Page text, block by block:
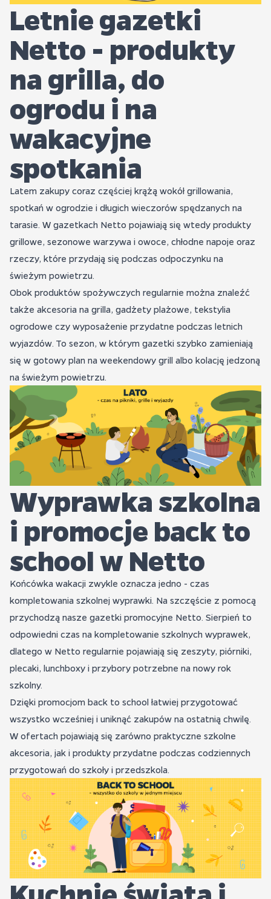
Letnie gazetki
Netto - produkty
na grilla, do
ogrodu i na
wakacyjne
spotkania
Latem zakupy coraz częściej krążą wokół grillowania,
spotkań w ogrodzie i długich wieczorów spędzanych na
tarasie. W gazetkach Netto pojawiają się wtedy produkty
grillowe, sezonowe warzywa i owoce, chłodne napoje oraz
rzeczy, które przydają się podczas odpoczynku na
świeżym powietrzu.
Obok produktów spożywczych regularnie można znaleźć
także akcesoria na grilla, gadżety plażowe, tekstylia
ogrodowe czy wyposażenie przydatne podczas letnich
wyjazdów. To sezon, w którym gazetki szybko zamieniają
się w gotowy plan na weekendowy grill albo kolację jedzoną
na świeżym powietrzu.
Wyprawka szkolna
i promocje back to
school w Netto
Końcówka wakacji zwykle oznacza jedno - czas
kompletowania szkolnej wyprawki. Na szczęście z pomocą
przychodzą nasze gazetki promocyjne Netto. Sierpień to
odpowiedni czas na kompletowanie szkolnych wyprawek,
dlatego w Netto regularnie pojawiają się zeszyty, piórniki,
plecaki, lunchboxy i przybory potrzebne na nowy rok
szkolny.
Dzięki promocjom back to school łatwiej przygotować
wszystko wcześniej i uniknąć zakupów na ostatnią chwilę.
W ofertach pojawiają się zarówno praktyczne szkolne
akcesoria, jak i produkty przydatne podczas codziennych
przygotowań do szkoły i przedszkola.